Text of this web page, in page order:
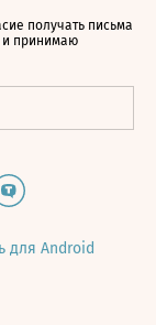
получать письма
и принимаю
для Android